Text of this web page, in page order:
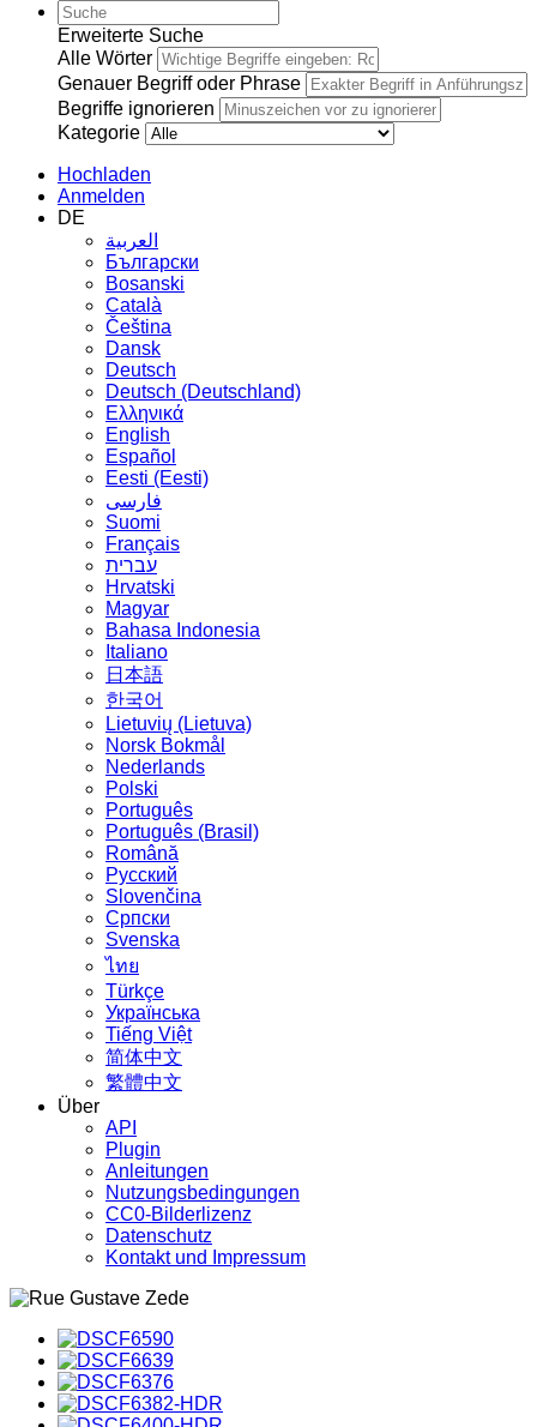
Erweiterte Suche
Alle Wörter
Genauer Begriff oder Phrase
Begriffe ignorieren
Kategorie
Hochladen
Anmelden
DE
العربية
Български
Bosanski
Сatalà
Čeština
Dansk
Deutsch
Deutsch (Deutschland)
Ελληνικά
English
Español
Eesti (Eesti)
فارسی
Suomi
Français
עברית
Hrvatski
Magyar
Bahasa Indonesia
Italiano
日本語
한국어
Lietuvių (Lietuva)
‪Norsk Bokmål‬
Nederlands
Polski
Português
Português (Brasil)
Română
Русский
Slovenčina
Српски
Svenska
ไทย
Türkçe
Українська
Tiếng Việt
简体中文
繁體中文
Über
API
Plugin
Anleitungen
Nutzungsbedingungen
CC0-Bilderlizenz
Datenschutz
Kontakt und Impressum